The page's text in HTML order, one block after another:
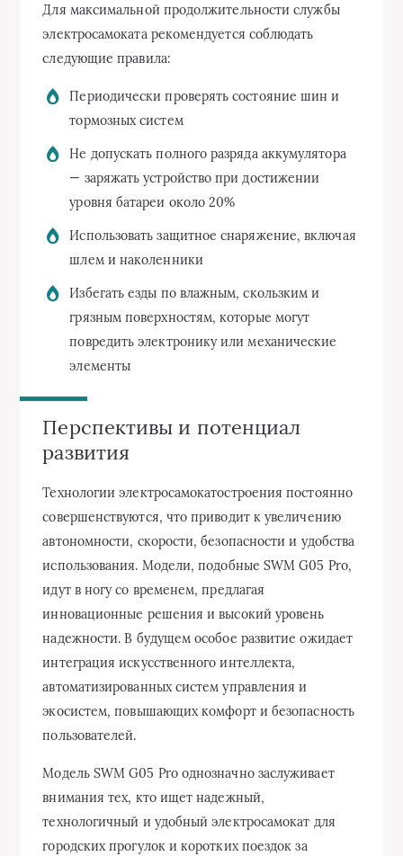
Для максимальной продолжительности службы
электросамоката рекомендуется соблюдать
следующие правила:
Периодически проверять состояние шин и
тормозных систем
Не допускать полного разряда аккумулятора
— заряжать устройство при достижении
уровня батареи около 20%
Использовать защитное снаряжение, включая
шлем и наколенники
Избегать езды по влажным, скользким и
грязным поверхностям, которые могут
повредить электронику или механические
элементы
Перспективы и потенциал
развития
Технологии электросамокатостроения постоянно
совершенствуются, что приводит к увеличению
автономности, скорости, безопасности и удобства
использования. Модели, подобные SWM G05 Pro,
идут в ногу со временем, предлагая
инновационные решения и высокий уровень
надежности. В будущем особое развитие ожидает
интеграция искусственного интеллекта,
автоматизированных систем управления и
экосистем, повышающих комфорт и безопасность
пользователей.
Модель SWM G05 Pro однозначно заслуживает
внимания тех, кто ищет надежный,
технологичный и удобный электросамокат для
городских прогулок и коротких поездок за